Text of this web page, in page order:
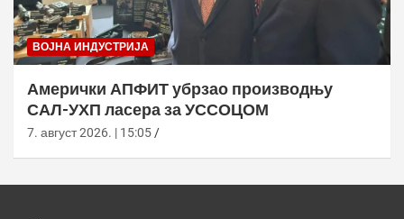
ВОЈНА ИНДУСТРИЈА
Амерички АПФИТ убрзао производњу
САЛ-УХП ласера за УССОЦОМ
7. август 2026. | 15:05